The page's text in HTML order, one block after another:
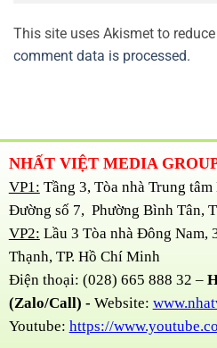
This site uses Akismet to
comment data is processed.
NHẤT VIỆT MEDIA
VP1: Tầng 3, Tòa nhà Trung
Đường số 7, Phường Bình Tân,
VP2: Lầu 3 Tòa nhà Đông Nam,
Thạnh, TP. Hồ Chí Minh
Điện thoại: (028) 665 888 32 –
(Zalo/Call) - Website:
Youtube: https://